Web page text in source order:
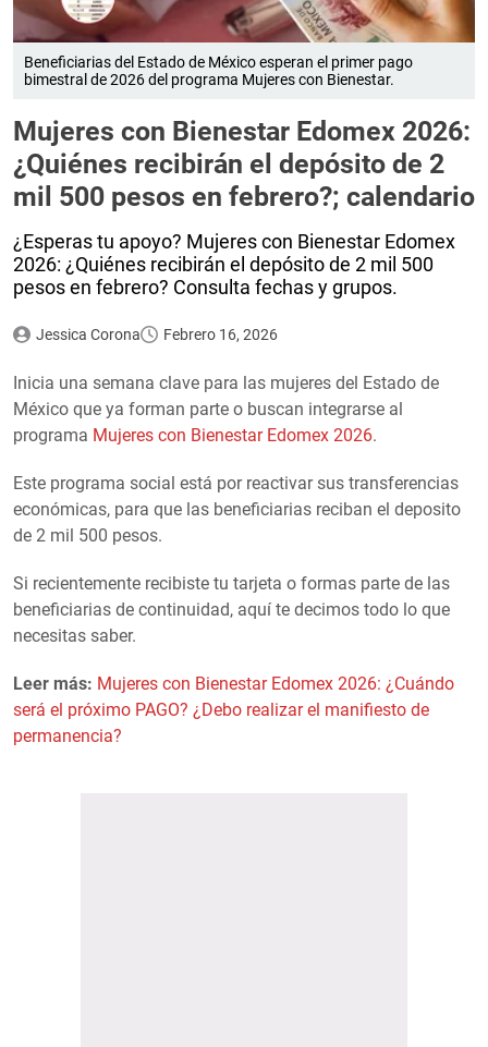
Beneficiarias del Estado de México esperan el primer pago
bimestral de 2026 del programa Mujeres con Bienestar.
Mujeres con Bienestar Edomex 2026:
¿Quiénes recibirán el depósito de 2
mil 500 pesos en febrero?; calendario
¿Esperas tu apoyo? Mujeres con Bienestar Edomex
2026: ¿Quiénes recibirán el depósito de 2 mil 500
pesos en febrero? Consulta fechas y grupos.
Jessica Corona Febrero 16, 2026
Inicia una semana clave para las mujeres del Estado de
México que ya forman parte o buscan integrarse al
programa Mujeres con Bienestar Edomex 2026.
Este programa social está por reactivar sus transferencias
económicas, para que las beneficiarias reciban el deposito
de 2 mil 500 pesos.
Si recientemente recibiste tu tarjeta o formas parte de las
beneficiarias de continuidad, aquí te decimos todo lo que
necesitas saber.
Leer más: Mujeres con Bienestar Edomex 2026: ¿Cuándo
será el próximo PAGO? ¿Debo realizar el manifiesto de
permanencia?